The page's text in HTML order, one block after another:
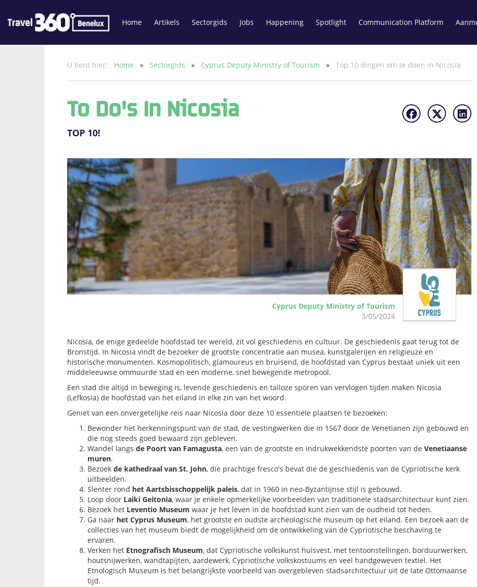
Home Artikels Sectorgids Jobs Happening Spotlight Communication Platform
U bent hier: Home » Sectorgids » Cyprus Deputy Ministry of Tourism » Top 10 dingen om te doen in Nicosia
To Do's In Nicosia
TOP 10!
Cyprus Deputy Ministry of Tourism
3/05/2024
Nicosia, de enige gedeelde hoofdstad ter wereld, zit vol geschiedenis en cultuur. De geschiedenis gaat terug tot de
Bronstijd. In Nicosia vindt de bezoeker de grootste concentratie aan musea, kunstgalerijen en religieuze en
historische monumenten. Kosmopolitisch, glamoureus en bruisend, de hoofdstad van Cyprus bestaat uniek uit een
middeleeuwse ommuurde stad en een moderne, snel bewegende metropool.
Een stad die altijd in beweging is, levende geschiedenis en talloze sporen van vervlogen tijden maken Nicosia
(Lefkosia) de hoofdstad van het eiland in elke zin van het woord.
Geniet van een onvergetelijke reis naar Nicosia door deze 10 essentiële plaatsen te bezoeken:
Bewonder het herkenningspunt van de stad, de vestingwerken die in 1567 door de Venetianen zijn gebouwd en
die nog steeds goed bewaard zijn gebleven.
Wandel langs de Poort van Famagusta, een van de grootste en indrukwekkendste poorten van de Venetiaanse
muren.
Bezoek de kathedraal van St. John, die prachtige fresco's bevat die de geschiedenis van de Cypriotische kerk
uitbeelden.
Slenter rond het Aartsbisschoppelijk paleis, dat in 1960 in neo-Byzantijnse stijl is gebouwd.
Loop door Laiki Geitonia, waar je enkele opmerkelijke voorbeelden van traditionele stadsarchitectuur kunt zien.
Bezoek het Leventio Museum waar je het leven in de hoofdstad kunt zien van de oudheid tot heden.
Ga naar het Cyprus Museum, het grootste en oudste archeologische museum op het eiland. Een bezoek aan de
collecties van het museum biedt de mogelijkheid om de ontwikkeling van de Cypriotische beschaving te
ervaren.
Verken het Etnografisch Museum, dat Cypriotische volkskunst huisvest, met tentoonstellingen, borduurwerken,
houtsnijwerken, wandtapijten, aardewerk, Cypriotische volkskostuums en veel handgeweven textiel. Het
Etnologisch Museum is het belangrijkste voorbeeld van overgebleven stadsarchitectuur uit de late Ottomaanse
tijd.